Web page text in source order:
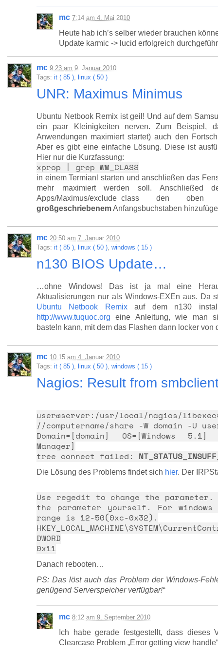
mc 7:14 am 4. Mai 2010
Heute hab ich’s selber wieder brauchen
Update karmic -> lucid erfolgreich
mc 9:23 am 9. Januar 2010
Tags: it ( 85 ) linux ( 50 )
UNR: Maximus Minimus
Ubuntu Netbook Remix ist geil! Und auf dem
ein paar Kleinigkeiten nerven. Zum Beispiel,
Anwendungen maximiert startet) auch den
Aber es gibt eine einfache Lösung. Diese ist
Hier nur die Kurzfassung:
xprop | grep WM_CLASS
in einem Termianl starten und anschließen das
mehr maximiert werden soll. Anschließed
Apps/Maximus/exclude_class den
großgeschriebenemAnfangsbuchstaben
mc 20:50 am 7. Januar 2010
Tags: it ( 85 ) linux ( 50 ) windows ( 15 )
n130 BIOS Update…
…ohne Windows! Das ist ja mal eine
Aktualisierungen nur als Windows-EXEn aus. Da
Ubuntu Netbook Remixauf dem n130
http://www.tuquoc.org eine Anleitung, wie man
basteln kann, mit dem das Flashen dann locker
mc 10:15 am 4. Januar 2010
Tags: it ( 85 ) linux ( 50 ) windows ( 15 )
Nagios: Result from
user@server:/usr/local/
//computername/share -W domain -U
Domain=[domain] OS=[Windows
Manager]
tree connect failed:
Die Lösung des Problems findet sich hier. Der
Use regedit to change the
the parameter yourself. For
range is 12-50(0xc-0x32).
DWORD
0x11
Danach rebooten…
PS: Das löst auch das Problem der Windows-
genügend Serverspeicher verfügbar!“
mc 8:12 am 9. September 2010
Ich habe gerade festgestellt, dass dieses
Clearcase Problem „Error getting view